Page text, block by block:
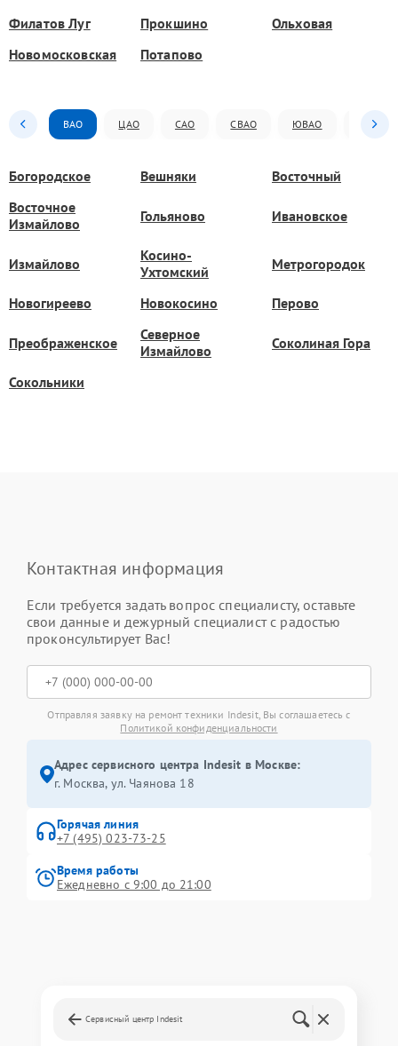
Филатов Луг
Прокшино
Ольховая
Новомосковская
Потапово
ВАО ЦАО САО СВАО ЮВАО ЮАО
Богородское Вешняки
Восточный
Восточное
Измайлово
Гольяново Ивановское
Измайлово
Косино-
Ухтомский
Метрогородок
Новогиреево Новокосино Перово
Преображенское
Северное
Измайлово
Соколиная Гора
Сокольники
Контактная информация
Если требуется задать вопрос специалисту, оставьте
свои данные и дежурный специалист с радостью
проконсультирует Вас!
Отправляя заявку на ремонт техники Indesit, Вы соглашаетесь с
Политикой конфиденциальности
Адрес сервисного центра Indesit в Москве:
г. Москва, ул. Чаянова 18
Горячая линия
+7 (495) 023-73-25
Время работы
Ежедневно с 9:00 до 21:00
Сервисный центр Indesit